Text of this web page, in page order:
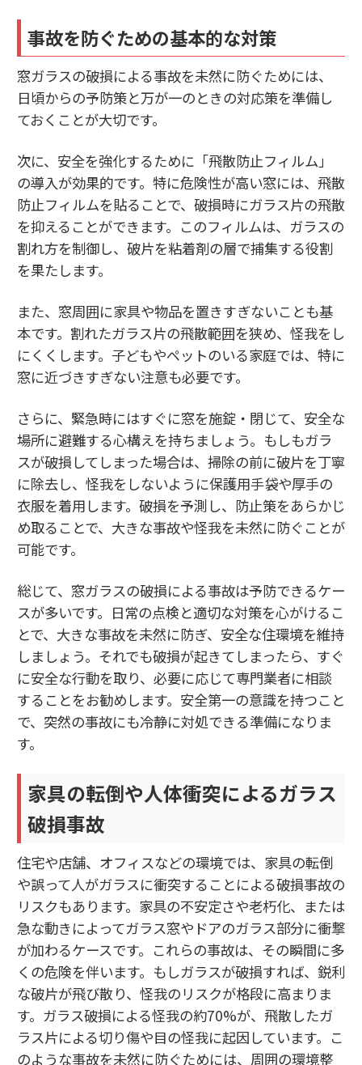
事故を防ぐための基本的な対策
窓ガラスの破損による事故を未然に防ぐためには、
日頃からの予防策と万が一のときの対応策を準備し
ておくことが大切です。
次に、安全を強化するために「飛散防止フィルム」
の導入が効果的です。特に危険性が高い窓には、飛散
防止フィルムを貼ることで、破損時にガラス片の飛散
を抑えることができます。このフィルムは、ガラスの
割れ方を制御し、破片を粘着剤の層で捕集する役割
を果たします。
また、窓周囲に家具や物品を置きすぎないことも基
本です。割れたガラス片の飛散範囲を狭め、怪我をし
にくくします。子どもやペットのいる家庭では、特に
窓に近づきすぎない注意も必要です。
さらに、緊急時にはすぐに窓を施錠・閉じて、安全な
場所に避難する心構えを持ちましょう。もしもガラ
スが破損してしまった場合は、掃除の前に破片を丁寧
に除去し、怪我をしないように保護用手袋や厚手の
衣服を着用します。破損を予測し、防止策をあらかじ
め取ることで、大きな事故や怪我を未然に防ぐことが
可能です。
総じて、窓ガラスの破損による事故は予防できるケー
スが多いです。日常の点検と適切な対策を心がけるこ
とで、大きな事故を未然に防ぎ、安全な住環境を維持
しましょう。それでも破損が起きてしまったら、すぐ
に安全な行動を取り、必要に応じて専門業者に相談
することをお勧めします。安全第一の意識を持つこと
で、突然の事故にも冷静に対処できる準備になりま
す。
家具の転倒や人体衝突によるガラス
破損事故
住宅や店舗、オフィスなどの環境では、家具の転倒
や誤って人がガラスに衝突することによる破損事故の
リスクもあります。家具の不安定さや老朽化、または
急な動きによってガラス窓やドアのガラス部分に衝撃
が加わるケースです。これらの事故は、その瞬間に多
くの危険を伴います。もしガラスが破損すれば、鋭利
な破片が飛び散り、怪我のリスクが格段に高まりま
す。ガラス破損による怪我の約70%が、飛散したガ
ラス片による切り傷や目の怪我に起因しています。こ
のような事故を未然に防ぐためには、周囲の環境整